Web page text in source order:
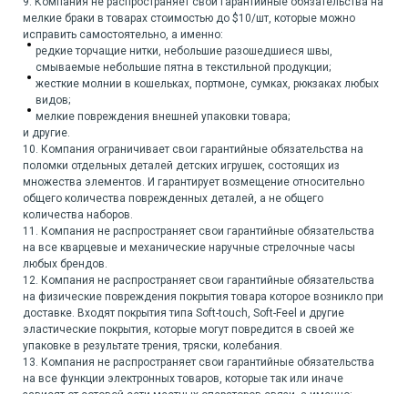
мелкие браки в товарах стоимостью до $10/шт, которые можно
исправить самостоятельно, а именно:
редкие торчащие нитки, небольшие разошедшиеся швы,
смываемые небольшие пятна в текстильной продукции;
жесткие молнии в кошельках, портмоне, сумках, рюкзаках любых
видов;
мелкие повреждения внешней упаковки товара;
и другие.
10. Компания ограничивает свои гарантийные обязательства на
поломки отдельных деталей детских игрушек, состоящих из
множества элементов. И гарантирует возмещение относительно
общего количества поврежденных деталей, а не общего
количества наборов.
11. Компания не распространяет свои гарантийные обязательства
на все кварцевые и механические наручные стрелочные часы
любых брендов.
12. Компания не распространяет свои гарантийные обязательства
на физические повреждения покрытия товара которое возникло при
доставке. Входят покрытия типа Soft-touch, Soft-Feel и другие
эластические покрытия, которые могут повредится в своей же
упаковке в результате трения, тряски, колебания.
13. Компания не распространяет свои гарантийные обязательства
на все функции электронных товаров, которые так или иначе